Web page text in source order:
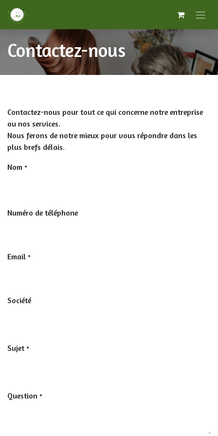
Contactez-nous
Contactez-nous pour tout ce qui concerne notre entreprise
ou nos services.
Nous ferons de notre mieux pour vous répondre dans les
plus brefs délais.
Nom *
Numéro de téléphone
Email *
Société
Sujet *
Question *